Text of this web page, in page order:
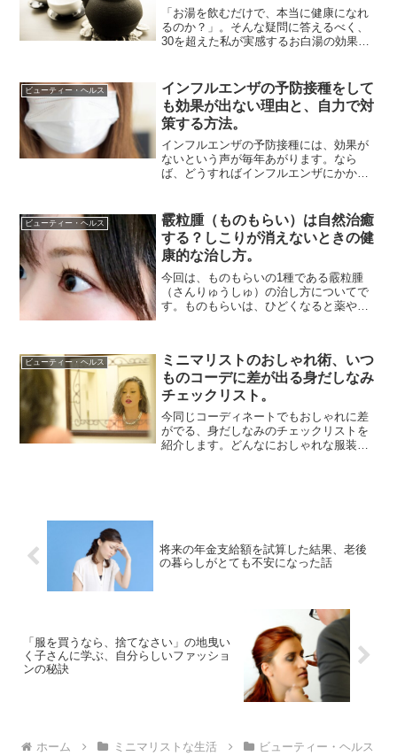
「お湯を飲むだけで、本当に健康になれ
るのか？」。そんな疑問に答えるべく、
30を超えた私が実感するお白湯の効果を
お湯」ですが、その手軽さが逆に便利。
お茶を淹れることすら面...
ビューティー・ヘルス
インフルエンザの予防接種をして
も効果が出ない理由と、自力で対
策する方法。
インフルエンザの予防接種には、効果が
ないという声が毎年あがります。なら
ば、どうすればインフルエンザにかから
予防接種は受けたことがありません。そ
れでも、インフルエンザで苦...
ビューティー・ヘルス
霰粒腫（ものもらい）は自然治癒
する？しこりが消えないときの健
康的な治し方。
今回は、ものもらいの1種である霰粒腫
（さんりゅうしゅ）の治し方についてで
す。ものもらいは、ひどくなると薬や手
をして生活スタイルがガラ...
ビューティー・ヘルス
ミニマリストのおしゃれ術、いつ
ものコーデに差が出る身だしなみ
チェックリスト。
今同じコーディネートでもおしゃれに差
がでる、身だしなみのチェックリストを
紹介します。どんなにおしゃれな服装
将来の年金支給額を試算した結果、老後
の暮らしがとても不安になった話
「服を買うなら、捨てなさい」の地曳い
く子さんに学ぶ、自分らしいファッショ
ンの秘訣
ホーム ミニマリストな生活 ビューティー・ヘルス